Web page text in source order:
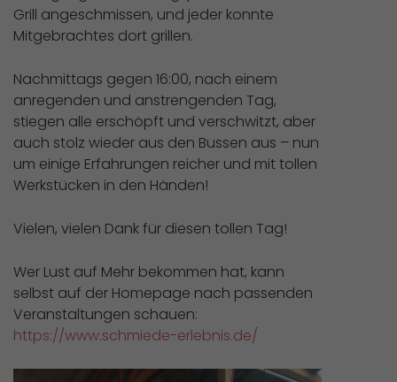
Grill angeschmissen, und jeder konnte
Mitgebrachtes dort grillen.
Nachmittags gegen 16:00, nach einem
anregenden und anstrengenden Tag,
stiegen alle erschöpft und verschwitzt, aber
auch stolz wieder aus den Bussen aus – nun
um einige Erfahrungen reicher und mit tollen
Werkstücken in den Händen!
Vielen, vielen Dank für diesen tollen Tag!
Wer Lust auf Mehr bekommen hat, kann
selbst auf der Homepage nach passenden
Veranstaltungen schauen:
https://www.schmiede-erlebnis.de/